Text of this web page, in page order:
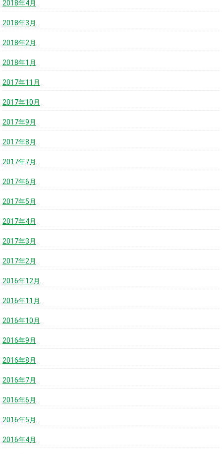
2018年4月
2018年3月
2018年2月
2018年1月
2017年11月
2017年10月
2017年9月
2017年8月
2017年7月
2017年6月
2017年5月
2017年4月
2017年3月
2017年2月
2016年12月
2016年11月
2016年10月
2016年9月
2016年8月
2016年7月
2016年6月
2016年5月
2016年4月